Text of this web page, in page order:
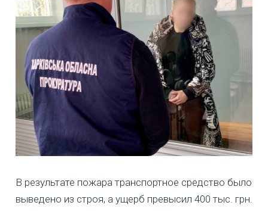
В результате пожара транспортное средство было
выведено из строя, а ущерб превысил 400 тыс. грн.